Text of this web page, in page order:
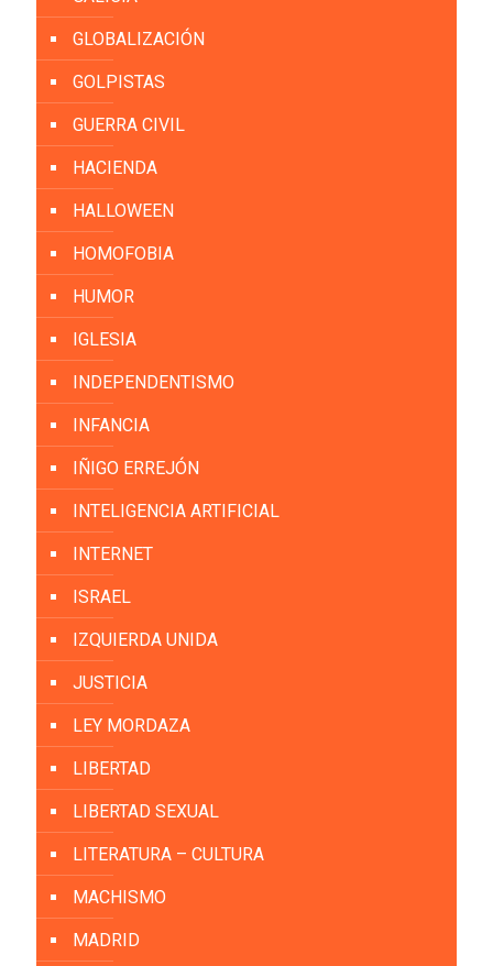
GLOBALIZACIÓN
GOLPISTAS
GUERRA CIVIL
HACIENDA
HALLOWEEN
HOMOFOBIA
HUMOR
IGLESIA
INDEPENDENTISMO
INFANCIA
IÑIGO ERREJÓN
INTELIGENCIA ARTIFICIAL
INTERNET
ISRAEL
IZQUIERDA UNIDA
JUSTICIA
LEY MORDAZA
LIBERTAD
LIBERTAD SEXUAL
LITERATURA – CULTURA
MACHISMO
MADRID